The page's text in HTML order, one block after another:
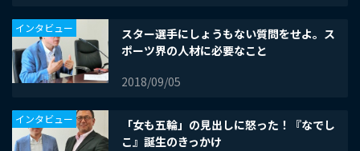
スター選手にしょうもない質問をせよ。ス
ポーツ界の人材に必要なこと
2018/09/05
インタビュー
「女も五輪」の見出しに怒った！『なでし
こ』誕生のきっかけ
インタビュー